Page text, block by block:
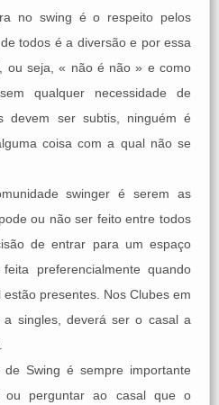
no swing é o respeito pelos
todos é a diversão e por essa
ou seja, « não é não » e como
qualquer necessidade de
devem ser subtis, ninguém é
coisa com a qual não se
swinger é serem as
ou não ser feito entre todos
de entrar para um espaço
preferencialmente quando
presentes. Nos Clubes em
singles, deverá ser o casal a
Swing é sempre importante
ou perguntar ao casal que o